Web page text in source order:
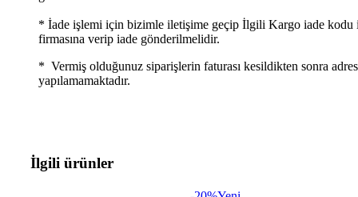
* İade işlemi için bizimle iletişime geçip İlgili Kargo iade kodu
firmasına verip iade gönderilmelidir.
* Vermiş olduğunuz siparişlerin faturası kesildikten sonra
yapılamamaktadır.
İlgili ürünler